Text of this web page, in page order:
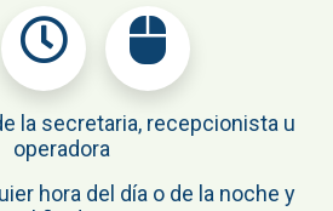
la secretaria, recepcionista u
operadora
hora del día o de la noche y